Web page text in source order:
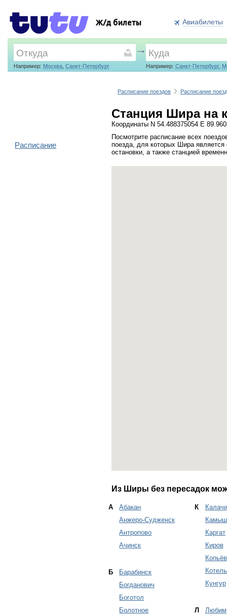
Ж/д билеты Авиабилеты
Например: Москва, Санкт-Петербург Например: Санкт-Петербург,
Расписание поездов Расписание
Станция Шира на
Координаты N 54.488375054 E
Посмотрите расписание всех
поезда, для которых Шира является
остановки, а также станцией
Расписание
Из Ширы без пересадок
А
Абакан
Анжеро-Судженск
Антропово
Ачинск
Б
Барабинск
Богданович
Боготол
Болотное
К
Каргат
Киров
Кунгур
Л Любим